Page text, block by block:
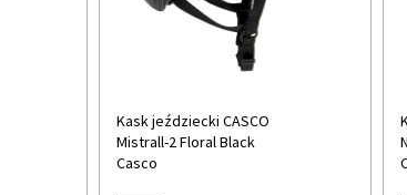
Kask jeździecki CASCO
Mistrall-2 Floral Black
Casco